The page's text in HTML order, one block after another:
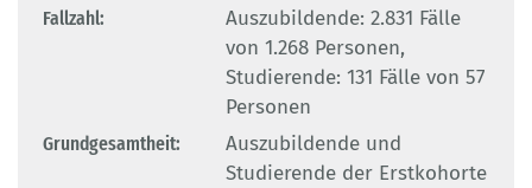
Fallzahl:
Auszubildende: 2.831 Fälle
von 1.268 Personen,
Studierende: 131 Fälle von 57
Personen
Grundgesamtheit:
Auszubildende und
Studierende der Erstkohorte